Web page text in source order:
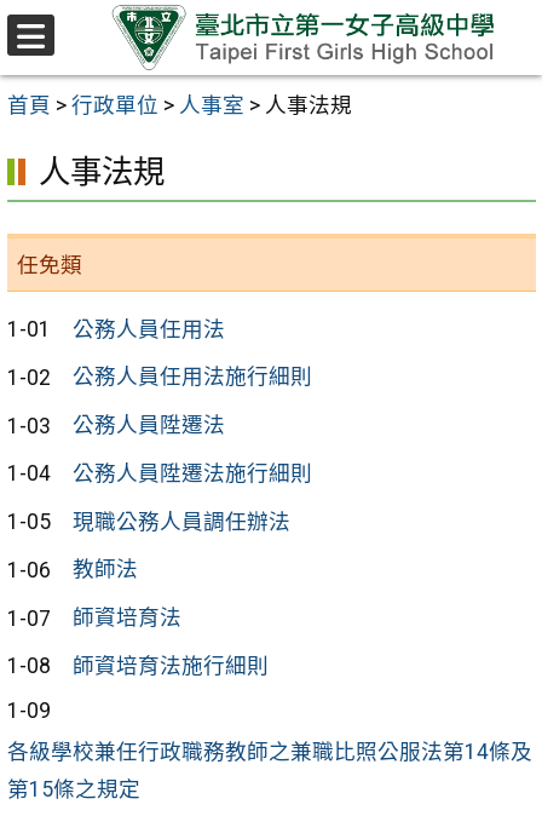
跳至主要內容區
首頁 > 行政單位 > 人事室 > 人事法規
人事法規
任免類
1-01 公務人員任用法
1-02 公務人員任用法施行細則
1-03 公務人員陞遷法
1-04 公務人員陞遷法施行細則
1-05 現職公務人員調任辦法
1-06 教師法
1-07 師資培育法
1-08 師資培育法施行細則
1-09
各級學校兼任行政職務教師之兼職比照公服法第14條及
第15條之規定
選
單